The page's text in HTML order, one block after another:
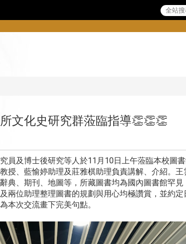
文化史研究群蒞臨指導👏👏👏
員及博士後研究等人於11月10日上午蒞臨本校圖
授、藍愉婷助理及莊雅棋助理負責講解、介紹。王
典、期刊、地圖等，所藏圖書均為國內圖書館罕見
兩位助理整理圖書的規劃與用心均極讚賞，並約定
本次交流畫下完美句點。